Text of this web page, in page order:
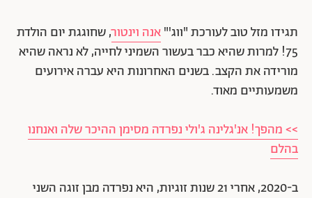
תגידו מזל טוב לעורכת "ווג'"אנה וינטור, שחוגגת יום הולדת
75! למרות שהיא כבר בעשור השמיני לחייה, לא נראה שהיא
מורידה את הקצב. בשנים האחרונות היא עברה אירועים
משמעותיים מאוד.
>> מהפך! אנ'גלינה ג'ולי נפרדה מסימן ההיכר שלה ואנחנו
בהלם
ב-2020, אחרי 21 שנות זוגיות, היא נפרדה מבן זוגה השני